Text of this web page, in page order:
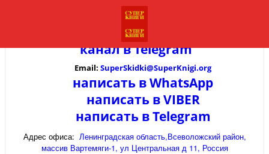
канал вTelegram
Email: SuperSkidki@SuperKnigi.org
написать в WhatsApp
написать в VIBER
написать в Telegram
Адрес офиса: Ленинградская область,Всеволожский район,
массив Вартемяги-1, ул Центральная д 11, Россия